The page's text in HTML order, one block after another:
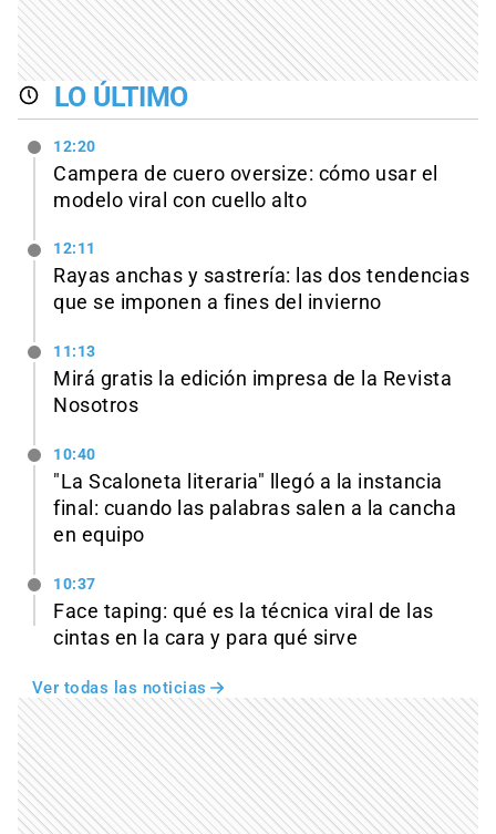
LO ÚLTIMO
12:20
Campera de cuero oversize: cómo usar el
modelo viral con cuello alto
12:11
Rayas anchas y sastrería: las dos tendencias
que se imponen a fines del invierno
11:13
Mirá gratis la edición impresa de la Revista
Nosotros
10:40
"La Scaloneta literaria" llegó a la instancia
final: cuando las palabras salen a la cancha
en equipo
10:37
Face taping: qué es la técnica viral de las
cintas en la cara y para qué sirve
Ver todas las noticias